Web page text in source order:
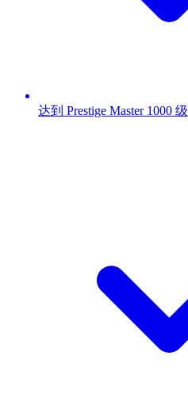
达到 Prestige Master 1000 级